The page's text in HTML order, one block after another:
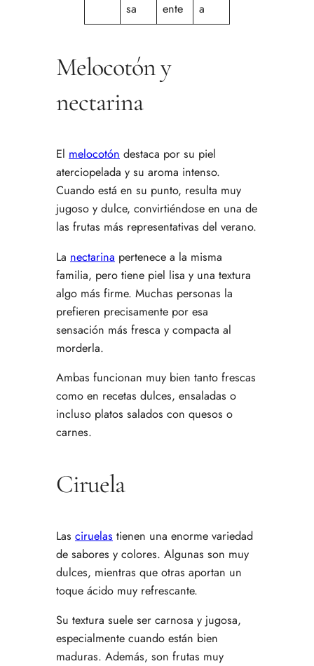
sa
ente
a
Melocotón y
nectarina
El melocotón destaca por su piel
aterciopelada y su aroma intenso.
Cuando está en su punto, resulta muy
jugoso y dulce, convirtiéndose en una de
las frutas más representativas del verano.
La nectarina pertenece a la misma
familia, pero tiene piel lisa y una textura
algo más firme. Muchas personas la
prefieren precisamente por esa
sensación más fresca y compacta al
morderla.
Ambas funcionan muy bien tanto frescas
como en recetas dulces, ensaladas o
incluso platos salados con quesos o
carnes.
Ciruela
Las ciruelas tienen una enorme variedad
de sabores y colores. Algunas son muy
dulces, mientras que otras aportan un
toque ácido muy refrescante.
Su textura suele ser carnosa y jugosa,
especialmente cuando están bien
maduras. Además, son frutas muy